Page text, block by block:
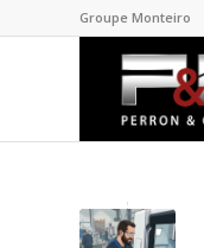
Groupe Monteiro